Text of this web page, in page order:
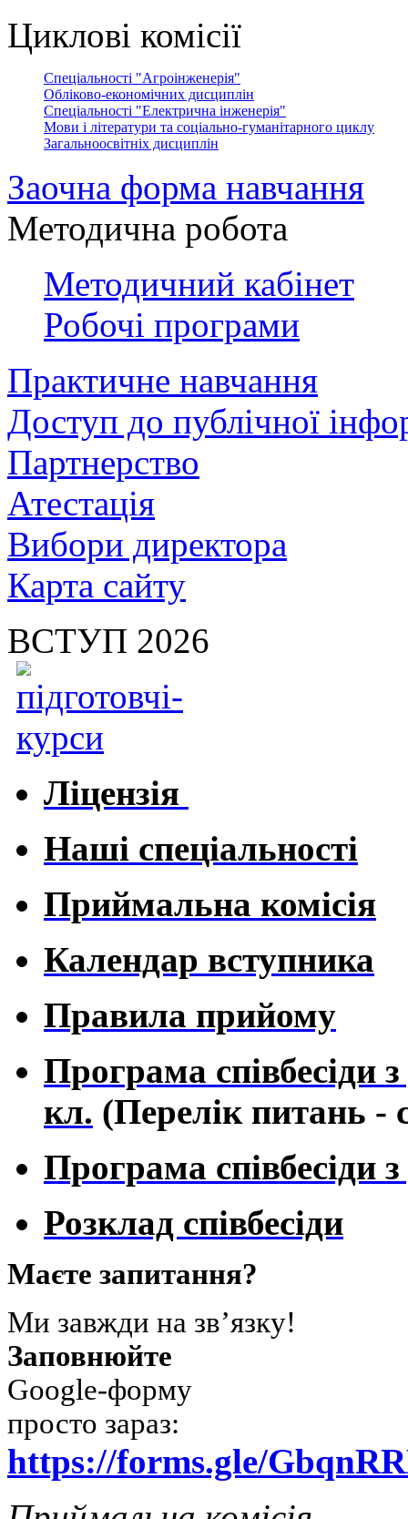
Циклові комісії
Спеціальності "Агроінженерія"
Обліково-економічних дисциплін
Спеціальності "Електрична інженерія"
Мови і літератури та соціально-гуманітарного циклу
Загальноосвітніх дисциплін
Заочна форма навчання
Методична робота
Методичний кабінет
Робочі програми
Практичне навчання
Доступ до публічної
Партнерство
Атестація
Вибори директора
Карта сайту
ВСТУП 2026
Ліцензія
Наші спеціальності
Приймальна комісія
Календар вступника
Правила прийому
Програма співбесіди
кл. (Перелік питань -
Програма співбесіди
Розклад співбесіди
Маєте запитання?
Ми завжди на зв’язку!
Заповнюйте
Google-форму
просто зараз:
https://forms.gle/